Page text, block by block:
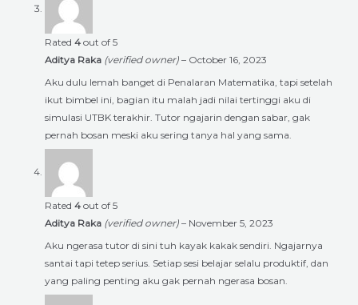
Rated 4 out of 5
Aditya Raka (verified owner) – October 16, 2023
Aku dulu lemah banget di Penalaran Matematika, tapi setelah
ikut bimbel ini, bagian itu malah jadi nilai tertinggi aku di
simulasi UTBK terakhir. Tutor ngajarin dengan sabar, gak
pernah bosan meski aku sering tanya hal yang sama.
Rated 4 out of 5
Aditya Raka (verified owner) – November 5, 2023
Aku ngerasa tutor di sini tuh kayak kakak sendiri. Ngajarnya
santai tapi tetep serius. Setiap sesi belajar selalu produktif, dan
yang paling penting aku gak pernah ngerasa bosan.